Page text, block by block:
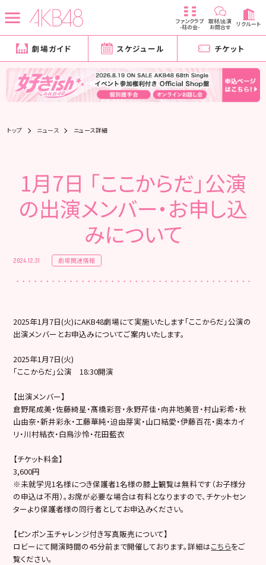
ファンクラブ
-柱の会-
取材/出演
お問合せ リクルート
劇場ガイド スケジュール チケット
トップ ニュース ニュース詳細
1月7日 「ここからだ」公演
の出演メンバー・お申し込
みについて
2024.12.31 劇場関連情報
2025年1月7日(火)にAKB48劇場にて実施いたします「ここからだ」公演の
出演メンバーとお申込みについてご案内いたします。
2025年1月7日(火)
「ここからだ」公演 18:30開演
【出演メンバー】
倉野尾成美・佐藤綺星・髙橋彩音・永野芹佳・向井地美音・村山彩希・秋
山由奈・新井彩永・工藤華純・迫由芽実・山口結愛・伊藤百花・奥本カイ
リ・川村結衣・白鳥沙怜・花田藍衣
【チケット料金】
3,600円
※未就学児1名様につき保護者1名様の膝上観覧は無料です（お子様分
の申込は不用）。お席が必要な場合は有料となりますので、チケットセン
ターより保護者様の同行者としてお申込みください。
【ピンポン玉チャレンジ付き写真販売について】
ロビーにて開演時間の45分前まで開催しております。詳細はこちらをご
覧ください。